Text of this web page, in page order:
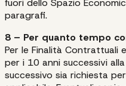
fuori dello Spazio
paragrafi.
8 – Per quanto tempo
Per le Finalità
per i 10 anni successivi
successivo sia richiesta